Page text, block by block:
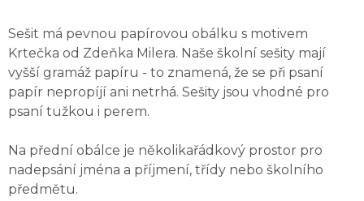
Sešit má pevnou papírovou obálku s motivem
Krtečka od Zdeňka Milera. Naše školní sešity mají
vyšší gramáž papíru - to znamená, že se při psaní
papír nepropíjí ani netrhá. Sešity jsou vhodné pro
psaní tužkou i perem.
Na přední obálce je několikařádkový prostor pro
nadepsání jména a příjmení, třídy nebo školního
předmětu.